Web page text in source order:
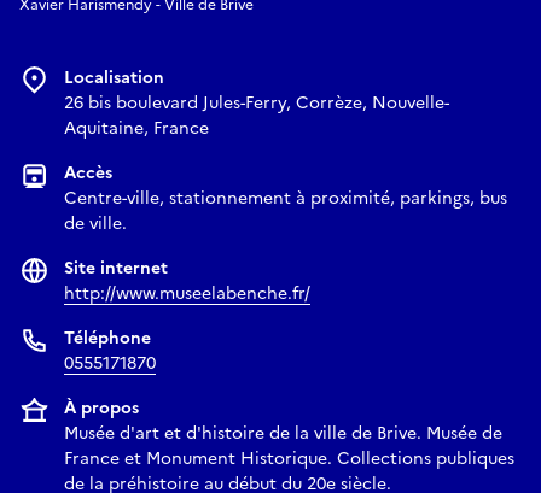
Localisation
26 bis boulevard Jules-Ferry, Corrèze, Nouvelle-
Aquitaine, France
Accès
Centre-ville, stationnement à proximité, parkings, bus
de ville.
Site internet
http://www.museelabenche.fr/
Téléphone
0555171870
À propos
Musée d'art et d'histoire de la ville de Brive. Musée de
France et Monument Historique. Collections publiques
de la préhistoire au début du 20e siècle.